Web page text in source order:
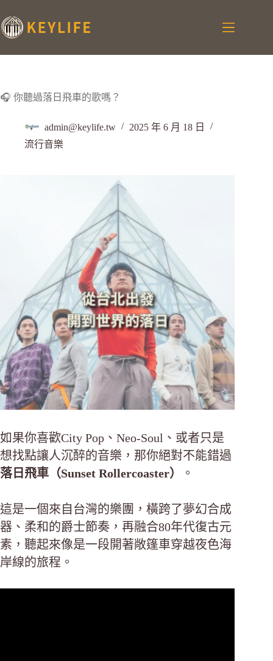
🎧 你聽過落日飛車的歌嗎？
admin@keylife.tw
2025 年 6 月 18 日
流行音樂
如果你喜歡City Pop、Neo-Soul、或者只是
想找點讓人沉醉的音樂，那你絕對不能錯過
落日飛車（Sunset Rollercoaster）
。
這是一個來自台灣的樂團，橫跨了夢幻合成
器、柔和的爵士節奏，再融合80年代復古元
素，聽起來像是一段開著敞篷車穿越夜色海
岸線的旅程。